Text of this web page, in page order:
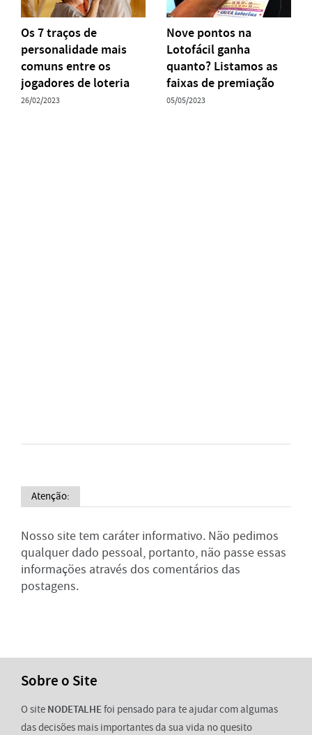
Os 7 traços de
personalidade mais
comuns entre os
jogadores de loteria
26/02/2023
Nove pontos na
Lotofácil ganha
quanto? Listamos as
faixas de premiação
05/05/2023
Atenção:
Nosso site tem caráter informativo. Não pedimos
qualquer dado pessoal, portanto, não passe essas
informações através dos comentários das
postagens.
Sobre o Site
O site NODETALHEfoi pensado para te ajudar com algumas
das decisões mais importantes da sua vida no quesito